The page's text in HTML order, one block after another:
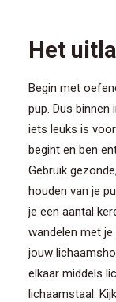
Het
Begin met
pup. Dus
iets leuks is
begint en ben
Gebruik
houden van je
je een aantal
wandelen met je
jouw
elkaar middels
lichaamstaal.